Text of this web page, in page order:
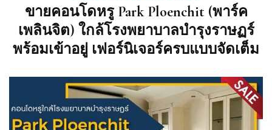
ขายคอนโดหรู Park Ploenchit (พาร์ค
เพลินจิต) ใกล้โรงพยาบาลบำรุงราษฏร์
พร้อมเข้าอยู่ เฟอร์นิเจอร์ครบแบบจัดเต็ม